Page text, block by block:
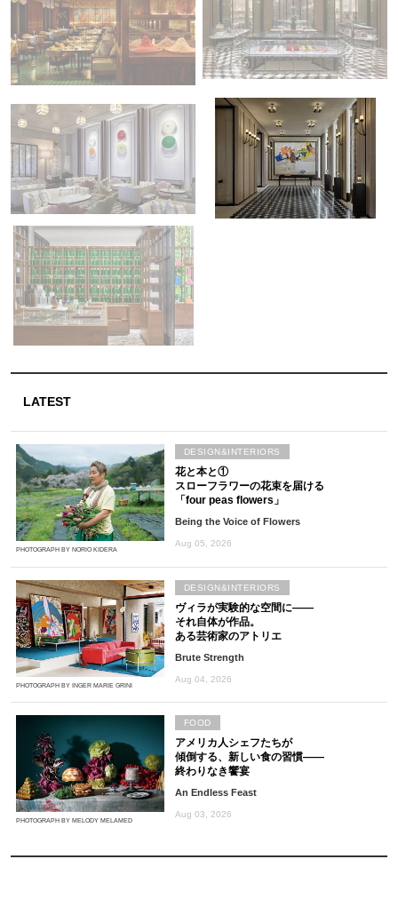
LATEST
PHOTOGRAPH BY NORIO KIDERA
花と本と①
スローフラワーの花束を届ける
「four peas flowers」
Being the Voice of Flowers
Aug 05, 2026
DESIGN&INTERIORS
PHOTOGRAPH BY INGER MARIE GRINI
ヴィラが実験的な空間に――
それ自体が作品。
ある芸術家のアトリエ
Brute Strength
Aug 04, 2026
DESIGN&INTERIORS
PHOTOGRAPH BY MELODY MELAMED
アメリカ人シェフたちが
傾倒する、新しい食の習慣――
終わりなき饗宴
An Endless Feast
Aug 03, 2026
FOOD